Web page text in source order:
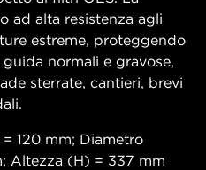
ad alta resistenza agli
estreme, proteggendo
normali e gravose,
sterrate, cantieri, brevi
120 mm; Diametro
Altezza (H) = 337 mm